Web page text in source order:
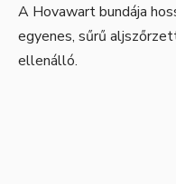
A Hovawart bundája
egyenes, sűrű
ellenálló.